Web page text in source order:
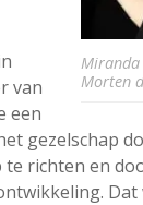
Morten
van
een
gezelschap
te richten en
Dat